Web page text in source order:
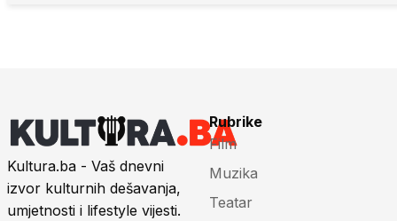
Kultura.ba - Vaš dnevni
izvor kulturnih dešavanja,
umjetnosti i lifestyle vijesti.
Rubrike
Film
Muzika
Teatar